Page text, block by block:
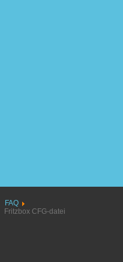
FAQ
Fritzbox CFG-datei